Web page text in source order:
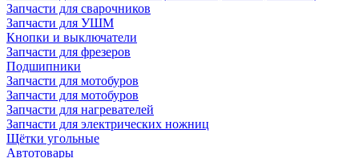
Запчасти для сварочников
Запчасти для УШМ
Кнопки и выключатели
Запчасти для фрезеров
Подшипники
Запчасти для мотобуров
Запчасти для мотобуров
Запчасти для нагревателей
Запчасти для электрических ножниц
Щётки угольные
Автотовары